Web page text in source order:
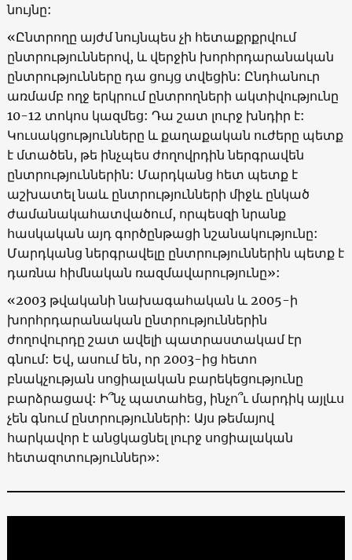
նույնը:
«Ընտրողը այժմ նույնպես չի հետաքրքրվում
ընտրություններով, և վերջին խորհրդարանական
ընտրությունները դա ցույց տվեցին: Ընդհանուր
առմամբ ողջ երկրում ընտրողների ակտիվությունը
10-12 տոկոս կազմեց: Դա շատ լուրջ խնդիր է:
Կուսակցությունները և քաղաքական ուժերը պետք
է մտածեն, թե ինչպես ժողովրդին ներգրավեն
ընտրություններին: Մարդկանց հետ պետք է
աշխատել նաև ընտրությունների միջև ընկած
ժամանակահատվածում, որպեսզի նրանք
հասկական այդ գործընթացի նշանակությունը:
Մարդկանց ներգրավելը ընտրություններին պետք է
դառնա հիմնական ռազմավարությունը»:
«2003 թվականի նախագահական և 2005-ի
խորհրդարանական ընտրություններին
ժողովուրդը շատ ավելի պատրաստակամ էր
գնում: Եվ, ասում են, որ 2003-ից հետո
բնակչության սոցիալական բարեկեցությունը
բարձրացավ: Ի՞նչ պատահեց, ինչո՞ւ մարդիկ այլևս
չեն գնում ընտրությունների: Այս թեմայով
հարկավոր է անցկացնել լուրջ սոցիալական
հետազոտություններ»: